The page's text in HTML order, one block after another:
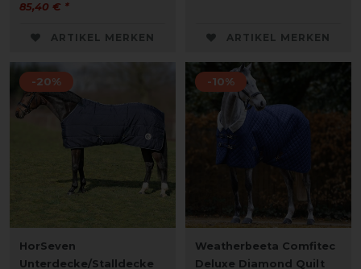
85,40 € *
ARTIKEL MERKEN ARTIKEL MERKEN
-20%
HorSeven
Unterdecke/Stalldecke
-10%
Weatherbeeta Comfitec
Deluxe Diamond Quilt